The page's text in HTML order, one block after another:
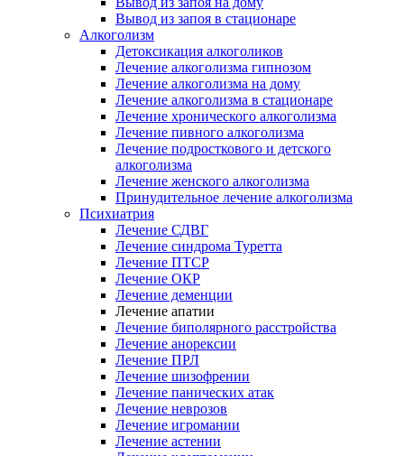
Вывод из запоя в стационаре
Алкоголизм
Детоксикация алкоголиков
Лечение алкоголизма гипнозом
Лечение алкоголизма на дому
Лечение алкоголизма в стационаре
Лечение хронического алкоголизма
Лечение пивного алкоголизма
Лечение подросткового и детского
алкоголизма
Лечение женского алкоголизма
Принудительное лечение алкоголизма
Психиатрия
Лечение СДВГ
Лечение синдрома Туретта
Лечение ПТСР
Лечение ОКР
Лечение деменции
Лечение апатии
Лечение биполярного расстройства
Лечение анорексии
Лечение ПРЛ
Лечение шизофрении
Лечение панических атак
Лечение неврозов
Лечение игромании
Лечение астении